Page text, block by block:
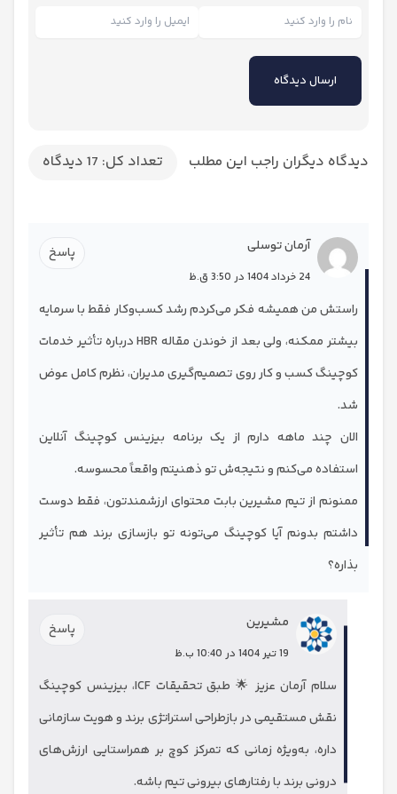
دیگران راجب این مطلب تعداد کل: 17 دیدگاه
آرمان توسلی
من همیشه فکر می‌کردم رشد کسب‌وکار فقط با سرمایه
بیشتر ممکنه، ولی بعد از خوندن مقاله HBR درباره تأثیر خدمات
کسب و کار روی تصمیم‌گیری مدیران، نظرم کامل عوض
چند ماهه دارم از یک برنامه بیزینس کوچینگ آنلاین
می‌کنم و نتیجه‌ش تو ذهنیتم واقعاً محسوسه.
از تیم مشیرین بابت محتوای ارزشمندتون، فقط دوست
بدونم آیا کوچینگ می‌تونه تو بازسازی برند هم تأثیر
مشیرین
سلام آرمان عزیز 🌟 طبق تحقیقات ICF، بیزینس کوچینگ
نقش مستقیمی در بازطراحی استراتژی برند و هویت سازمانی
داره، به‌ویژه زمانی که تمرکز کوچ بر همراستایی ارزش‌های
درونی برند با رفتارهای بیرونی تیم باشه.